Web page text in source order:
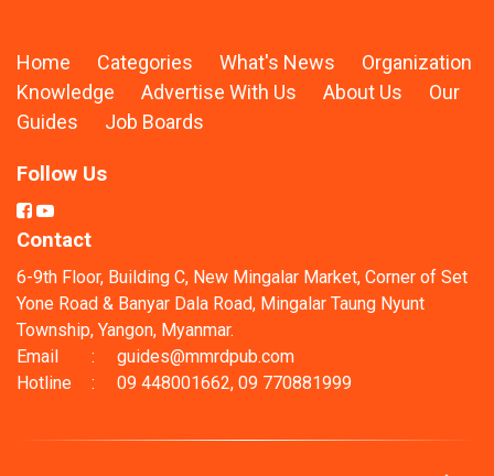
Home Categories What's News
Organization
Knowledge
Advertise With Us About Us
Our
Guides
Job Boards
Follow Us
Contact
6-9th Floor, Building C, New Mingalar Market, Corner of Set
Yone Road & Banyar Dala Road, Mingalar Taung Nyunt
Township, Yangon, Myanmar.
Email
:
guides@mmrdpub.com
Hotline
: 09 448001662, 09 770881999